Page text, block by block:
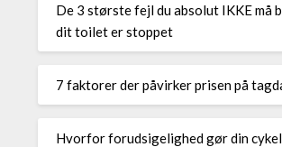
De 3 største fejl du absolut IKKE må
dit toilet er stoppet
7 faktorer der påvirker prisen på
Hvorfor forudsigelighed gør din